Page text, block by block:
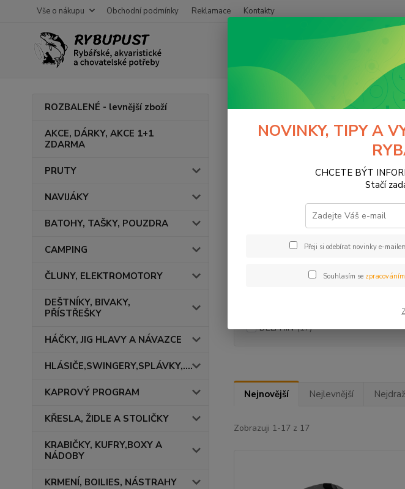
Vše o nákupu Obchodní podmínky Reklamace Kontakty
ROZBALENÉ - levnější zboží
AKCE, DÁRKY, AKCE 1+1
ZDARMA
PRUTY
NAVIJÁKY
BATOHY, TAŠKY, POUZDRA
CAMPING
ČLUNY, ELEKTROMOTORY
DEŠTNÍKY, BIVAKY,
PŘÍSTŘEŠKY
HÁČKY, JIG HLAVY A NÁVAZCE
HLÁSIČE,SWINGERY,SPLÁVKY,....
KAPROVÝ PROGRAM
KŘESLA, ŽIDLE A STOLIČKY
KRABIČKY, KUFRY,BOXY A
NÁDOBY
KRMENÍ, BOILIES, NÁSTRAHY
Tašky a Camping
Tašky podle
Kč Od
DELPHIN (17)
Nejnovější Nejlevnější
Zobrazuji 1-17 z 17
NOVINKY, TIPY A
CHCETE BÝT
Stačí
Přeji si odebírat novinky e-
Souhlasím se